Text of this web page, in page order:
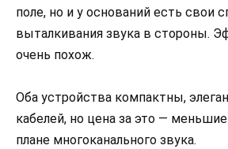
поле, но и у оснований есть свои
выталкивания звука в стороны.
очень похож.
Оба устройства компактны,
кабелей, но цена за это —
плане многоканального звука.